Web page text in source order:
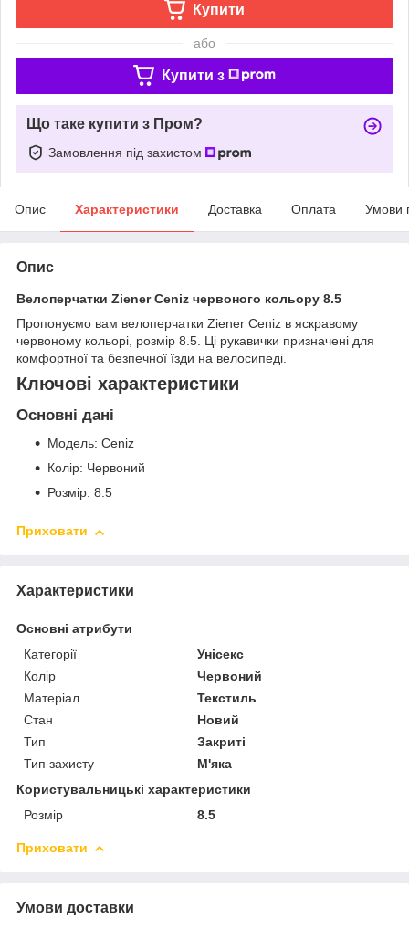
Купити
або
Купити з
Що таке купити з Пром?
Замовлення під захистом
Опис Характеристики Доставка Оплата Умови
Опис
Велоперчатки Ziener Ceniz червоного кольору 8.5
Пропонуємо вам велоперчатки Ziener Ceniz в яскравому
червоному кольорі, розмір 8.5. Ці рукавички призначені для
комфортної та безпечної їзди на велосипеді.
Ключові характеристики
Основні дані
Модель: Ceniz
Колір: Червоний
Розмір: 8.5
Приховати
Характеристики
Основні атрибути
Категорії
Унісекс
Колір
Червоний
Матеріал
Текстиль
Стан
Новий
Тип
Закриті
Тип захисту
М'яка
Користувальницькі характеристики
Розмір
8.5
Приховати
Умови доставки